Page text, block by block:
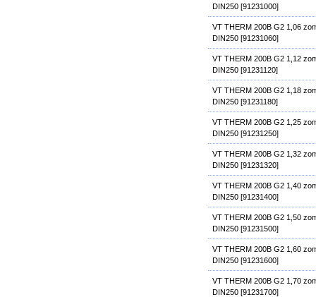
DIN250 [91231000]
VT THERM 200B G2 1,06
DIN250 [91231060]
VT THERM 200B G2 1,12
DIN250 [91231120]
VT THERM 200B G2 1,18
DIN250 [91231180]
VT THERM 200B G2 1,25
DIN250 [91231250]
VT THERM 200B G2 1,32
DIN250 [91231320]
VT THERM 200B G2 1,40
DIN250 [91231400]
VT THERM 200B G2 1,50
DIN250 [91231500]
VT THERM 200B G2 1,60
DIN250 [91231600]
VT THERM 200B G2 1,70
DIN250 [91231700]